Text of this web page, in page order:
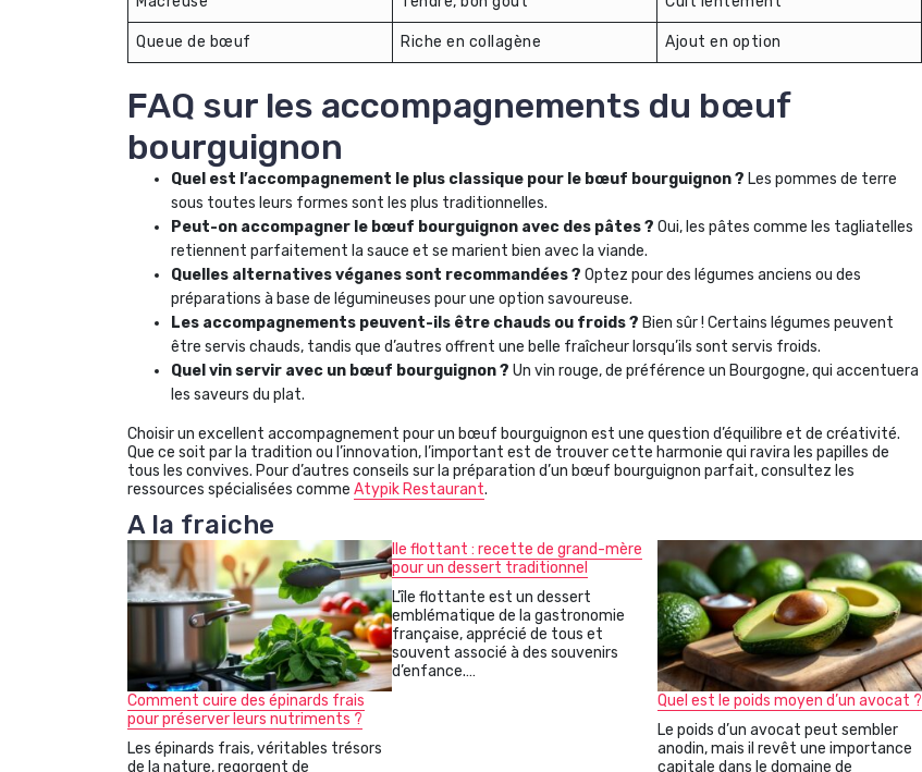
Queue de bœuf Riche en collagène Ajout en option
FAQ sur les accompagnements du bœuf
bourguignon
Quel est l’accompagnement le plus classique pour le bœuf bourguignon ? Les pommes de terre
sous toutes leurs formes sont les plus traditionnelles.
Peut-on accompagner le bœuf bourguignon avec des pâtes ? Oui, les pâtes comme les tagliatelles
retiennent parfaitement la sauce et se marient bien avec la viande.
Quelles alternatives véganes sont recommandées ? Optez pour des légumes anciens ou des
préparations à base de légumineuses pour une option savoureuse.
Les accompagnements peuvent-ils être chauds ou froids ? Bien sûr ! Certains légumes peuvent
être servis chauds, tandis que d’autres offrent une belle fraîcheur lorsqu’ils sont servis froids.
Quel vin servir avec un bœuf bourguignon ? Un vin rouge, de préférence un Bourgogne, qui accentuera
les saveurs du plat.
Choisir un excellent accompagnement pour un bœuf bourguignon est une question d’équilibre et de créativité.
Que ce soit par la tradition ou l’innovation, l’important est de trouver cette harmonie qui ravira les papilles de
tous les convives. Pour d’autres conseils sur la préparation d’un bœuf bourguignon parfait, consultez les
ressources spécialisées comme Atypik Restaurant.
A la fraiche
Comment cuire des épinards frais
pour préserver leurs nutriments ?
Les épinards frais, véritables trésors
de la nature, regorgent de
Ile flottant : recette de grand-mère
pour un dessert traditionnel
L’île flottante est un dessert
emblématique de la gastronomie
française, apprécié de tous et
souvent associé à des souvenirs
d’enfance.…
Quel est le poids moyen d’un avocat ?
Le poids d’un avocat peut sembler
anodin, mais il revêt une importance
capitale dans le domaine de